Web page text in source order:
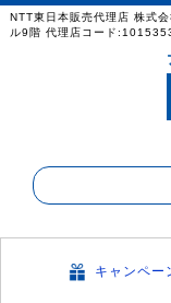
NTT東日本販売代理店 株式会社NEXT 東京都新宿区高田馬場4-40-11 高田馬場看山ビ
ル9階 代理店コード
キャンペー